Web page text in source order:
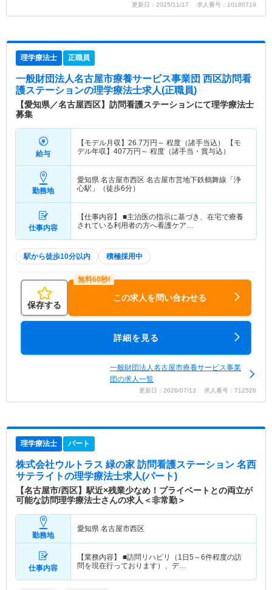
更新日：2025/11/17 求人番号：10180719
理学療法士 正職員
一般財団法人名古屋市療養サービス事業団 西区訪問看
護ステーションの理学療法士求人(正職員)
【愛知県／名古屋西区】訪問看護ステーションにて理学療法士
募集
給与
【モデル月収】 26.7万円～ 程度（諸手当込） 【モ
デル年収】 407万円～ 程度（諸手当・賞与込）
勤務地
愛知県 名古屋市西区 名古屋市営地下鉄鶴舞線「浄
心駅」（徒歩6分）
仕事内容
【仕事内容】 ■主治医の指示に基づき、在宅で療養
されている利用者の方へ看護ケア…
駅から徒歩10分以内 積極採用中
保存する
この求人を問い合わせる
詳細を見る
一般財団法人名古屋市療養サービス事業
団の求人一覧
更新日：2026/07/13 求人番号：712526
理学療法士 パート
株式会社ウルトラス 緑の家 訪問看護ステーション 名西
サテライトの理学療法士求人(パート)
【名古屋市/西区】駅近×残業少なめ！プライベートとの両立が
可能な訪問理学療法士さんの求人＜非常勤＞
勤務地
愛知県 名古屋市西区
仕事内容
【業務内容】 ■訪問リハビリ（1日5～6件程度の訪
問を現在行っております）、デ…